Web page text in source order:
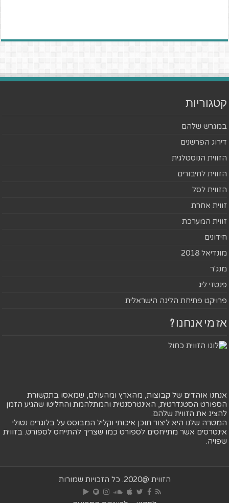
קטגוריות
במגרש שלהם
דירוג הפרשנים
הזווית הנוסטלגית
הזווית לחיבורים
הזווית לסל
זווית אחרת
זווית המערכת
חידונים
מונדיאל 2018
מנג'ר
פנטזי ליג
פרויקט פתיחת הליגה הישראלית
אז מי אנחנו ?
אנחנו אוהדים של קבוצות, מהארץ ומהעולם, שמאסו בתקשורת
הספורט הסטנדרטית, האינטרסנטית והמתלהמת והחליטו שהגיע הזמן
להציג את הזווית שלהם.
המטרה שלנו היא ליצור תוכן איכותי וקליל המבוסס על בלוגרים נטולי
אינטרסים אשר מתייחסים לספורט כמו שצריך להתייחס לספורט. בזווית
שפויה.
הזווית @2020. כל הזכויות שמורות